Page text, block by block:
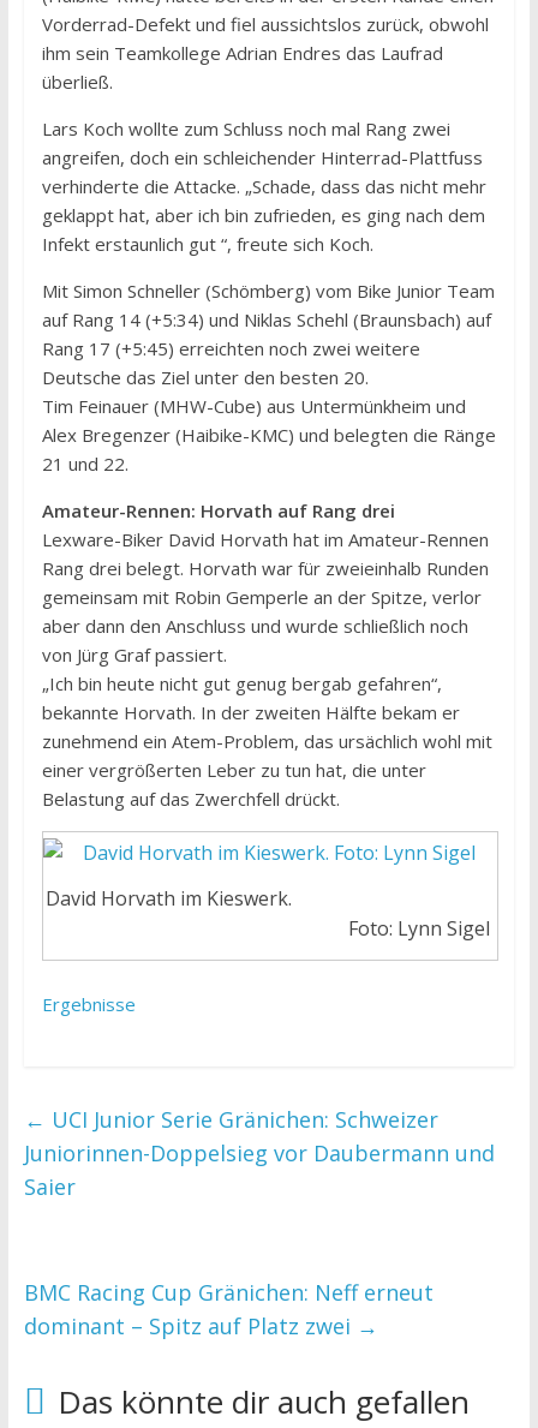
Vorderrad-Defekt und fiel aussichtslos zurück, obwohl
ihm sein Teamkollege Adrian Endres das Laufrad
überließ.
Lars Koch wollte zum Schluss noch mal Rang zwei
angreifen, doch ein schleichender Hinterrad-Plattfuss
verhinderte die Attacke. „Schade, dass das nicht mehr
geklappt hat, aber ich bin zufrieden, es ging nach dem
Infekt erstaunlich gut “, freute sich Koch.
Mit Simon Schneller (Schömberg) vom Bike Junior Team
auf Rang 14 (+5:34) und Niklas Schehl (Braunsbach) auf
Rang 17 (+5:45) erreichten noch zwei weitere
Deutsche das Ziel unter den besten 20.
Tim Feinauer (MHW-Cube) aus Untermünkheim und
Alex Bregenzer (Haibike-KMC) und belegten die Ränge
21 und 22.
Amateur-Rennen: Horvath auf Rang drei
Lexware-Biker David Horvath hat im Amateur-Rennen
Rang drei belegt. Horvath war für zweieinhalb Runden
gemeinsam mit Robin Gemperle an der Spitze, verlor
aber dann den Anschluss und wurde schließlich noch
von Jürg Graf passiert.
„Ich bin heute nicht gut genug bergab gefahren“,
bekannte Horvath. In der zweiten Hälfte bekam er
zunehmend ein Atem-Problem, das ursächlich wohl mit
einer vergrößerten Leber zu tun hat, die unter
Belastung auf das Zwerchfell drückt.
David Horvath im Kieswerk.
Foto: Lynn Sigel
Ergebnisse
← UCI Junior Serie Gränichen: Schweizer
Juniorinnen-Doppelsieg vor Daubermann und
Saier
BMC Racing Cup Gränichen: Neff erneut
dominant – Spitz auf Platz zwei →
Das könnte dir auch gefallen